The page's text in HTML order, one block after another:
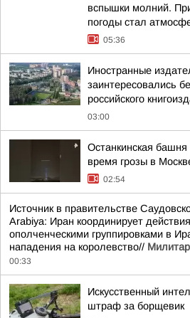
вспышки молний.
погоды стал
05:36
Иностранные
заинтересовались
российского
03:00
Останкинская
время грозы в
02:54
Источник в правительстве
Arabiya: Иран координирует
ополченческими группировками в
нападения на королевство//
00:33
Искусственный
штраф за борщевик